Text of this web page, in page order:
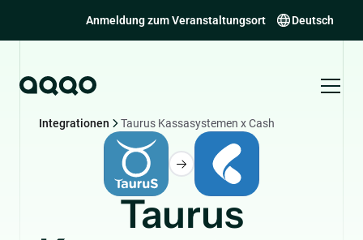
Anmeldung zum Veranstaltungsort Deutsch
Integrationen Taurus Kassasystemen x Cash
Taurus